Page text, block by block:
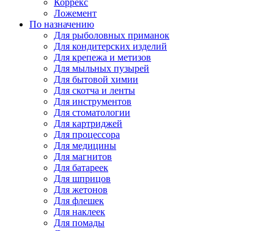
Коррекс
Ложемент
По назначению
Для рыболовных приманок
Для кондитерских изделий
Для крепежа и метизов
Для мыльных пузырей
Для бытовой химии
Для скотча и ленты
Для инструментов
Для стоматологии
Для картриджей
Для процессора
Для медицины
Для магнитов
Для батареек
Для шприцов
Для жетонов
Для флешек
Для наклеек
Для помады